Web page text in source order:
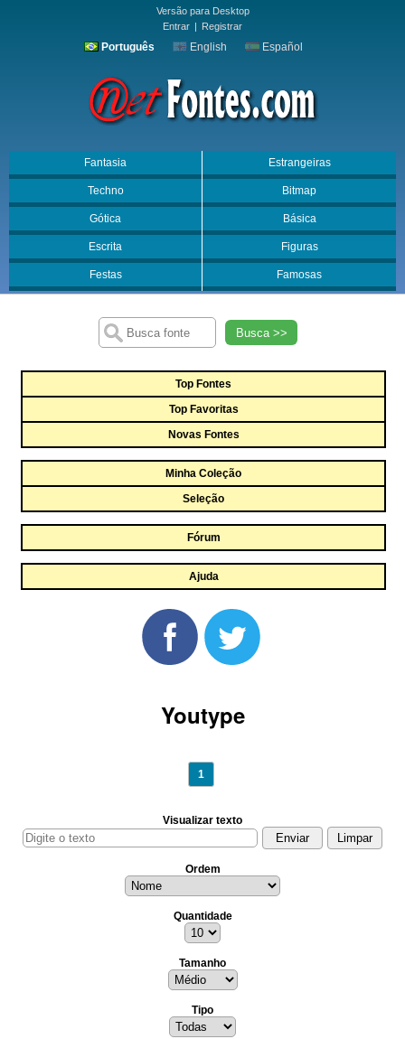
Versão para Desktop
Entrar | Registrar
Português English Español
Fantasia Estrangeiras
Techno Bitmap
Gótica Básica
Escrita Figuras
Festas Famosas
Busca >>
Top Fontes
Top Favoritas
Novas Fontes
Minha Coleção
Seleção
Fórum
Ajuda
Youtype
1
Visualizar texto
Ordem
Quantidade
Tamanho
Tipo